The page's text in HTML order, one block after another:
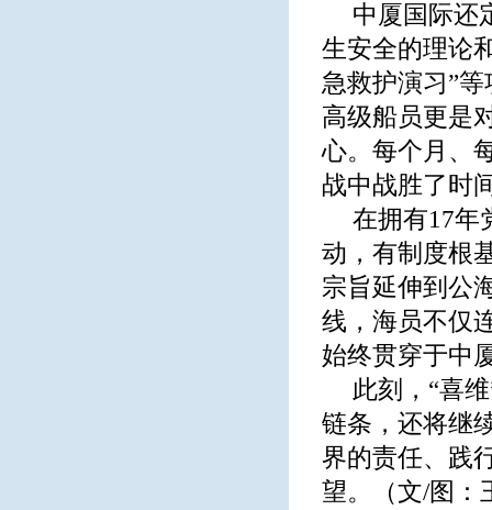
中厦国际还
生安全的理论
急救护演习”
高级船员更是
心。每个月、
战中战胜了时
在拥有17年
动，有制度根
宗旨延伸到公
线，海员不仅
始终贯穿于中
此刻，“喜
链条，还将继
界的责任、践
望。（文/图：